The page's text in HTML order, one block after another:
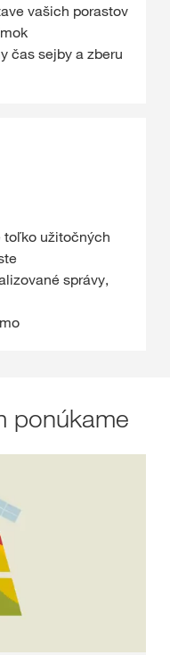
vašich porastov
čas sejby a zberu
toľko užitočných
správy,
ponúkame